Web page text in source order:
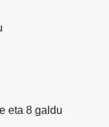
eta 8 galdu